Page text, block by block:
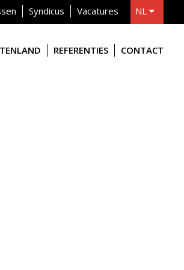
Syndicus Vacatures
NL
REFERENTIES CONTACT